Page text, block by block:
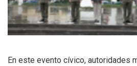
En este evento cívico, autoridades